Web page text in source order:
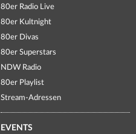
80er Radio Live
80er Kultnight
80er Divas
80er Superstars
NDW Radio
80er Playlist
Stream-Adressen
EVENTS